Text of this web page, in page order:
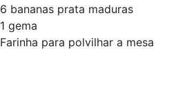
6 bananas prata maduras
1 gema
Farinha para polvilhar a mesa